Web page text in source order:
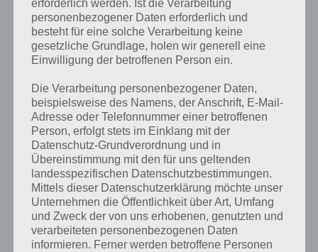
erforderlich werden. Ist die Verarbeitung
personenbezogener Daten erforderlich und
besteht für eine solche Verarbeitung keine
gesetzliche Grundlage, holen wir generell eine
Einwilligung der betroffenen Person ein.
Die Verarbeitung personenbezogener Daten,
beispielsweise des Namens, der Anschrift, E-Mail-
Adresse oder Telefonnummer einer betroffenen
Person, erfolgt stets im Einklang mit der
Datenschutz-Grundverordnung und in
Übereinstimmung mit den für uns geltenden
landesspezifischen Datenschutzbestimmungen.
Mittels dieser Datenschutzerklärung möchte unser
Unternehmen die Öffentlichkeit über Art, Umfang
und Zweck der von uns erhobenen, genutzten und
verarbeiteten personenbezogenen Daten
informieren. Ferner werden betroffene Personen